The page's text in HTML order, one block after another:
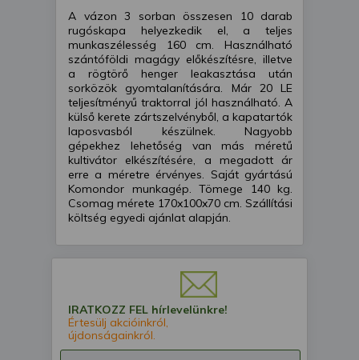
A vázon 3 sorban összesen 10 darab
rugóskapa helyezkedik el, a teljes
munkaszélesség 160 cm. Használható
szántóföldi magágy előkészítésre, illetve
a rögtörő henger leakasztása után
sorközök gyomtalanítására. Már 20 LE
teljesítményű traktorral jól használható. A
külső kerete zártszelvényből, a kapatartók
laposvasból készülnek. Nagyobb
gépekhez lehetőség van más méretű
kultivátor elkészítésére, a megadott ár
erre a méretre érvényes. Saját gyártású
Komondor munkagép. Tömege 140 kg.
Csomag mérete 170x100x70 cm. Szállítási
költség egyedi ajánlat alapján.
IRATKOZZ FEL hírlevelünkre!
Értesülj akcióinkról,
újdonságainkról.
beállításait.